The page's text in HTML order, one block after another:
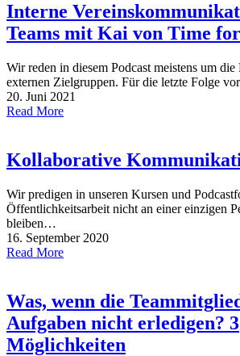
Interne
Teams mit Kai von Time
Wir reden in diesem Podcast meistens um
externen Zielgruppen. Für die letzte Folge
20. Juni 2021
Read More
Kollaborative
Wir predigen in unseren Kursen und
Öffentlichkeitsarbeit nicht an einer einzigen
bleiben…
16. September 2020
Read More
Was, wenn die
Aufgaben nicht erledigen? 3
Möglichkeiten